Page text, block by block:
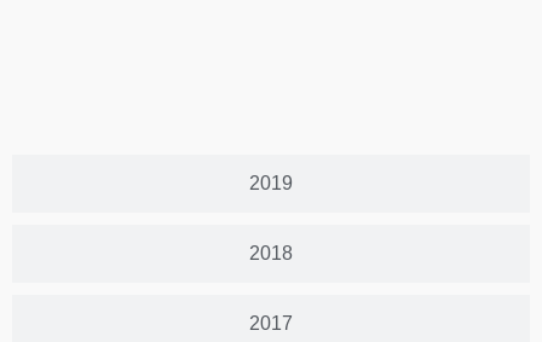
2019
2018
2017